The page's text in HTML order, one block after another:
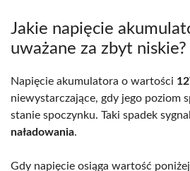
Jakie napięcie
uważane za zbyt niskie?
Napięcie akumulatora o wartości
niewystarczające, gdy jego poziom
stanie spoczynku. Taki spadek
naładowania.
Gdy napięcie osiąga wartość poniżej